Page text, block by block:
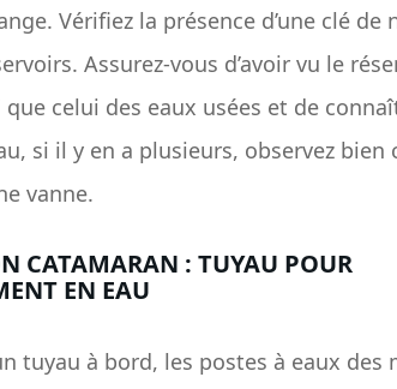
Vérifiez la présence d’une clé de
Assurez-vous d’avoir vu le
que celui des eaux usées et de
si il y en a plusieurs, observez
vanne.
CATAMARAN : TUYAU POUR
EN EAU
tuyau à bord, les postes à eaux des